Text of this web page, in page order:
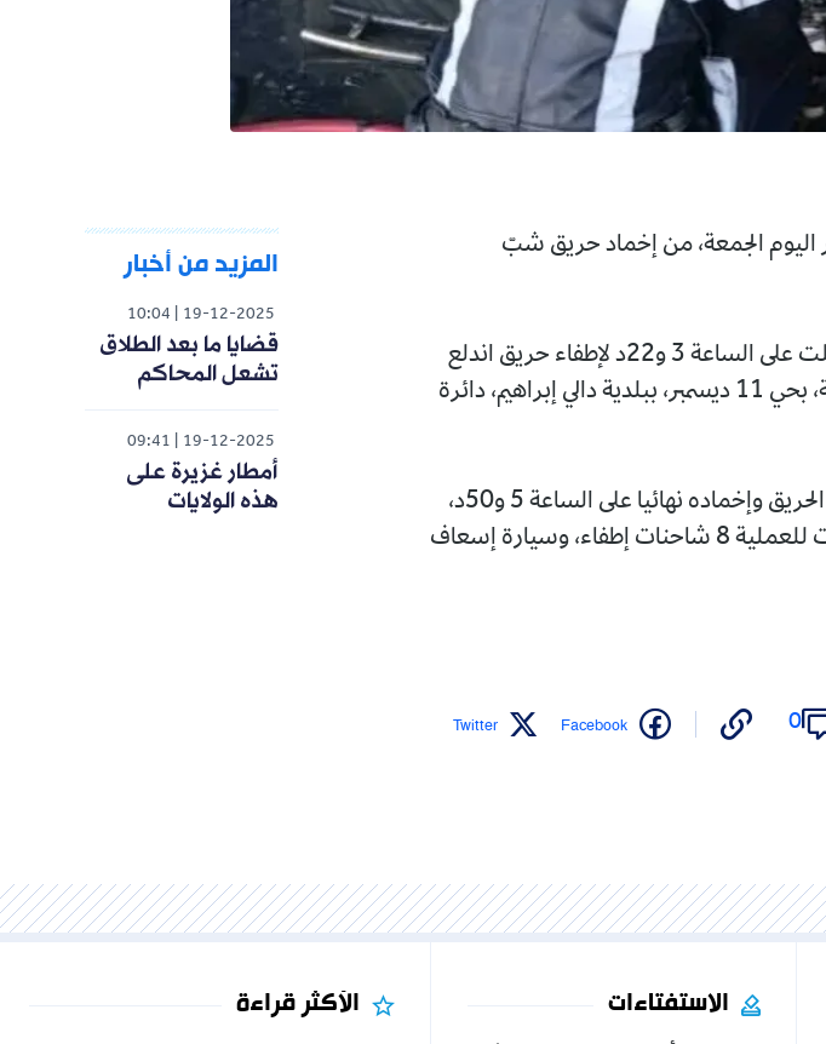
اليوم الجمعة، من إخماد حريق شبّ
ووفق بيان للمصالح ذاتها، فإن وحداتها تدخلت على الساعة 3 و22د لإطفاء حريق اندلع
في فيلاتين مستغلتين كمحلات لبيع الألبسة، بحي 11 ديسمبر، ببلدية دالي إبراهيم، دائرة
وقالت المصالح ذاتها إنه تمت السيطرة على الحريق وإخماده نهائيا على الساعة 5 و50د،
دون تسجيل أي خسائر بشرية. وقد سُخّرت للعملية 8 شاحنات إطفاء، وسيارة إسعاف
المزيد من أخبار
19-12-2025
10:04
قضايا ما بعد الطلاق
تشعل المحاكم
19-12-2025
09:41
أمطار غزيرة على
هذه الولايات
0
Facebook
Twitter
الاستفتاءات الأكثر قراءة